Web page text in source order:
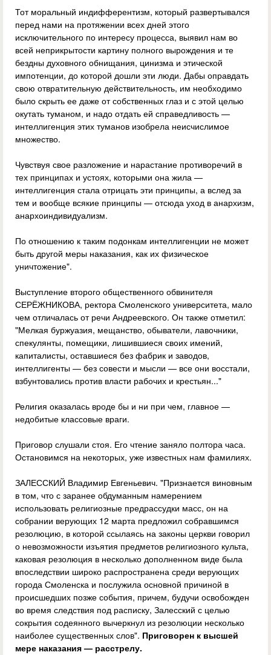
Тот моральный индифферентизм, который развертывался
перед нами на протяжении всех дней этого
исключительного по интересу процесса, выявил нам во
всей неприкрытости картину полного вырождения и те
бездны духовного обнищания, цинизма и этической
импотенции, до которой дошли эти люди. Дабы оправдать
свою отвратительную действительность, им необходимо
было скрыть ее даже от собственных глаз и с этой целью
окутать туманом, и надо отдать ей справедливость —
интеллигенция этих туманов изобрела неисчислимое
множество.
Чувствуя свое разложение и нарастание противоречий в
тех принципах и устоях, которыми она жила —
интеллигенция стала отрицать эти принципы, а вслед за
тем и вообще всякие принципы — отсюда уход в анархизм,
анархоиндивидуализм.
По отношению к таким подонкам интеллигенции не может
быть другой меры наказания, как их физическое
уничтожение".
Выступление второго общественного обвинителя
СЕРЁЖНИКОВА, ректора Смоленского университета, мало
чем отличалась от речи Андреевского. Он также отметил:
"Мелкая буржуазия, мещанство, обыватели, лавочники,
спекулянты, помещики, лишившиеся своих имений,
капиталисты, оставшиеся без фабрик и заводов,
интеллигенты — без совести и мысли — все они восстали,
взбунтовались против власти рабочих и крестьян..."
Религия оказалась вроде бы и ни при чем, главное —
недобитые классовые враги.
Приговор слушали стоя. Его чтение заняло полтора часа.
Остановимся на некоторых, уже известных нам фамилиях.
ЗАЛЕССКИЙ Владимир Евгеньевич. "Признается виновным
в том, что с заранее обдуманным намерением
использовать религиозные предрассудки масс, он на
собрании верующих 12 марта предложил собравшимся
резолюцию, в которой ссылаясь на законы церкви говорил
о невозможности изъятия предметов религиозного культа,
каковая резолюция в несколько дополненном виде была
впоследствии широко распространена среди верующих
города Смоленска и послужила основной причиной в
происшедших позже события, причем, будучи освобожден
во время следствия под расписку, Залесский с целью
сокрытия содеянного вычеркнул из резолюции несколько
наиболее существенных слов". Приговорен к высшей
мере наказания — расстрелу.